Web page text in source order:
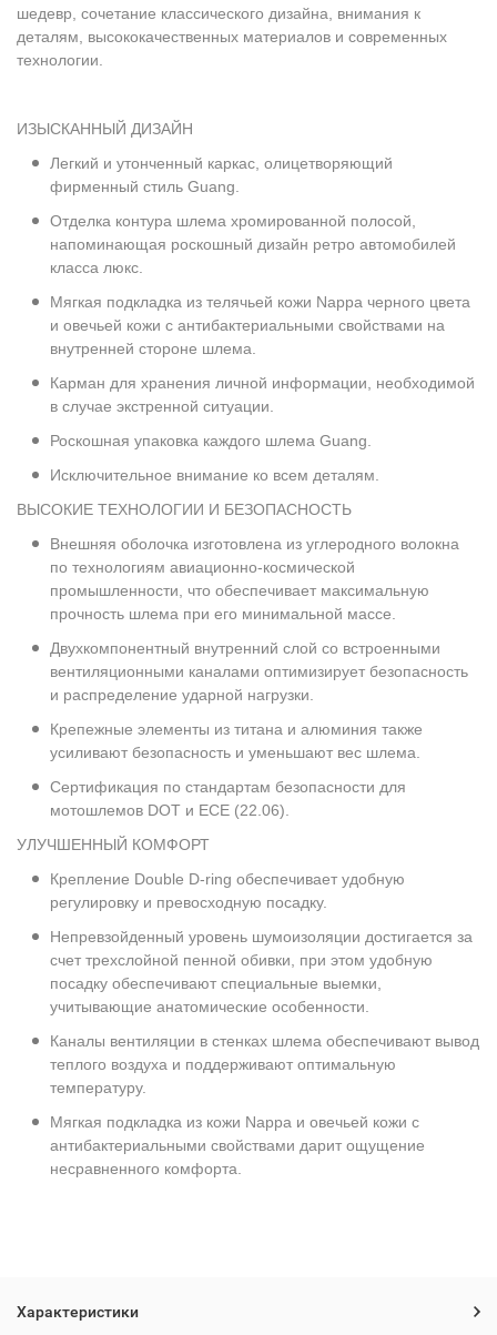
шедевр, сочетание классического дизайна, внимания к
деталям, высококачественных материалов и современных
технологии.
ИЗЫСКАННЫЙ ДИЗАЙН
Легкий и утонченный каркас, олицетворяющий
фирменный стиль Guang.
Отделка контура шлема хромированной полосой,
напоминающая роскошный дизайн ретро автомобилей
класса люкс.
Мягкая подкладка из телячьей кожи Nappa черного цвета
и овечьей кожи с антибактериальными свойствами на
внутренней стороне шлема.
Карман для хранения личной информации, необходимой
в случае экстренной ситуации.
Роскошная упаковка каждого шлема Guang.
Исключительное внимание ко всем деталям.
ВЫСОКИЕ ТЕХНОЛОГИИ И БЕЗОПАСНОСТЬ
Внешняя оболочка изготовлена из углеродного волокна
по технологиям авиационно-космической
промышленности, что обеспечивает максимальную
прочность шлема при его минимальной массе.
Двухкомпонентный внутренний слой со встроенными
вентиляционными каналами оптимизирует безопасность
и распределение ударной нагрузки.
Крепежные элементы из титана и алюминия также
усиливают безопасность и уменьшают вес шлема.
Сертификация по стандартам безопасности для
мотошлемов DOT и ECE (22.06).
УЛУЧШЕННЫЙ КОМФОРТ
Крепление Double D-ring обеспечивает удобную
регулировку и превосходную посадку.
Непревзойденный уровень шумоизоляции достигается за
счет трехслойной пенной обивки, при этом удобную
посадку обеспечивают специальные выемки,
учитывающие анатомические особенности.
Каналы вентиляции в стенках шлема обеспечивают вывод
теплого воздуха и поддерживают оптимальную
температуру.
Мягкая подкладка из кожи Nappa и овечьей кожи с
антибактериальными свойствами дарит ощущение
несравненного комфорта.
Характеристики